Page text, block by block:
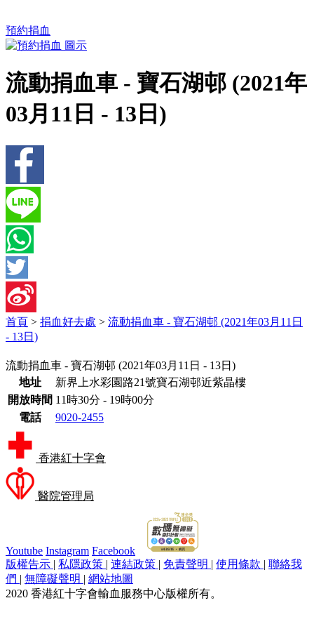
預約捐血
流動捐血車 - 寶石湖邨 (2021年
03月11日 - 13日)
首頁 > 捐血好去處 > 流動捐血車 - 寶石湖邨 (2021年03月11日
- 13日)
流動捐血車 - 寶石湖邨 (2021年03月11日 - 13日)
情
新界上水彩園路21號寶石湖邨近紫晶樓
11時30分 - 19時00分
將此行程加入我的日曆
流動捐血車 - 寶石湖邨 (2021年03月11日 - 13日)
地址
新界上水彩園路21號寶石湖邨近紫晶樓
開放時間 11時30分 - 19時00分
電話
9020-2455
香港紅十字會
醫院管理局
Youtube Instagram Facebook
版權告示 | 私隱政策 | 連結政策 | 免責聲明 | 使用條款 | 聯絡我
們 | 無障礙聲明 | 網站地圖
2020 香港紅十字會輸血服務中心版權所有。